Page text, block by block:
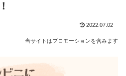
2022.07.02
当サイトはプロモーションを含みます